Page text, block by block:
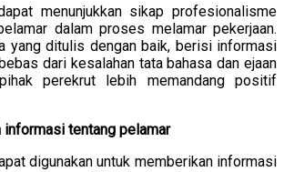
menunjukkan sikap profesionalisme
dalam proses melamar pekerjaan.
yang ditulis dengan baik, berisi informasi
dari kesalahan tata bahasa dan ejaan
perekrut lebih memandang positif
informasi tentang pelamar
digunakan untuk memberikan informasi